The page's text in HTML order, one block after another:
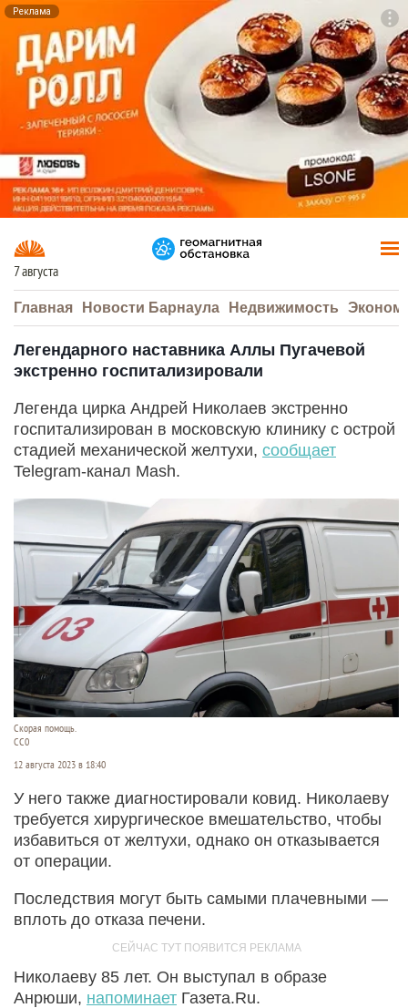
Реклама
7 августа
Главная Новости Барнаула Недвижимость
Легендарного наставника Аллы Пугачевой
экстренно госпитализировали
Легенда цирка Андрей Николаев экстренно
госпитализирован в московскую клинику с острой
стадией механической желтухи, сообщает
Telegram-канал Mash.
Скорая помощь.
СС0
12 августа 2023 в 18:40
У него также диагностировали ковид. Николаеву
требуется хирургическое вмешательство, чтобы
избавиться от желтухи, однако он отказывается
от операции.
Последствия могут быть самыми плачевными —
вплоть до отказа печени.
Николаеву 85 лет. Он выступал в образе
Анрюши, напоминает Газета.Ru.